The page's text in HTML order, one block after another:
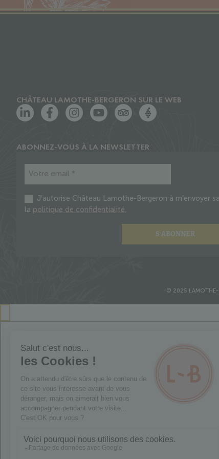
CHÂTEAU LAMOTHE-BERGERON SUR LE WEB
ABONNEZ-VOUS À LA NEWSLETTER
J’autorise Château Lamothe-Bergeron à m’envoyer
la politique de confidentialité.
S'ABONNER
© 2025 LAMOTHE-